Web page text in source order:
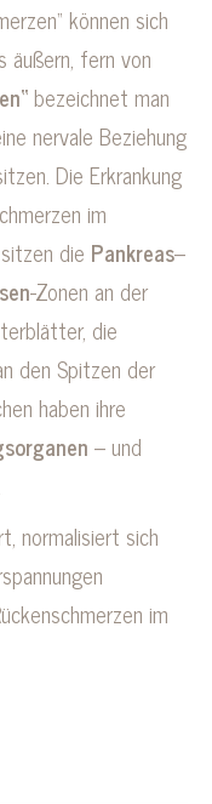
können sich
äußern, fern von
bezeichnet man
nervale Beziehung
Die Erkrankung
im
die Pankreas–
-Zonen an der
die
den Spitzen der
haben ihre
– und
normalisiert sich
im